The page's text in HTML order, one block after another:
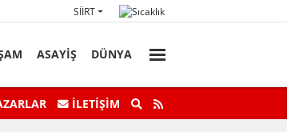
SIIRT
ASAYİŞ DÜNYA
Acı Günü!
İLETIŞIM